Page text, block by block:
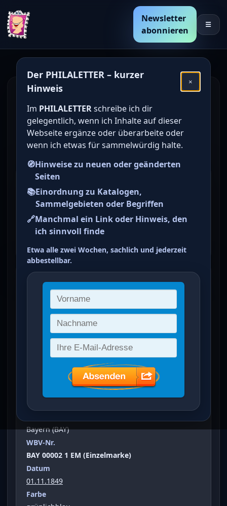
Newsletter
abonnieren
☰
Der PHILALETTER – kurzer
Hinweis
×
Im PHILALETTERschreibe ich dir
gelegentlich, wenn ich Inhalte auf dieser
Webseite ergänze oder überarbeite oder
wenn ich etwas für sammelwürdig halte.
🧭Hinweise zu neuen oder geänderten
Seiten
📚Einordnung zu Katalogen,
Sammelgebieten oder Begriffen
🔗Manchmal ein Link oder Hinweis, den
ich sinnvoll finde
Etwa alle zwei Wochen, sachlich und jederzeit
abbestellbar.
Den Katalogwert von
deutschen Briefmarken
online bestimmen /
ermitteln
Briefmarke zu Bayern (BAY)
Freimarke: Wertziffer im
Viereck 3 Kr grünlichblau
ein Treffer von 1654
Freimarke: Wertziffer im Viereck(
Vergrößertes Bild bei Klick auf Bild
Ausgabeanlass
Freimarke: Wertziffer im Viereck
Bayern (BAY)
WBV-Nr.
BAY 00002 1 EM (Einzelmarke)
Datum
01.11.1849
Farbe